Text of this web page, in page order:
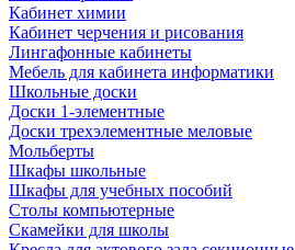
Кабинет химии
Кабинет черчения и рисования
Лингафонные кабинеты
Мебель для кабинета информатики
Школьные доски
Доски 1-элементные
Доски трехэлементные меловые
Мольберты
Шкафы школьные
Шкафы для учебных пособий
Столы компьютерные
Скамейки для школы